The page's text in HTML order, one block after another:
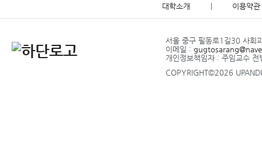
대학소개 이용약관
서울 중구 필동로1길30
이메일 :
개인정보책임자 : 주임교수
COPYRIGHT©2026